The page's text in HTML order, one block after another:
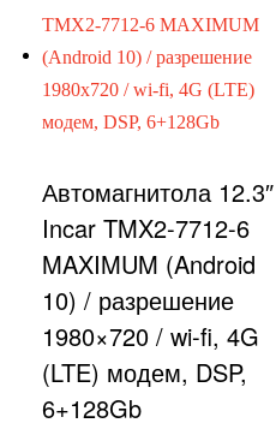
Автомагнитола 12.3″
Incar TMX2-7712-6
MAXIMUM (Android
10) / разрешение
1980×720 / wi-fi, 4G
(LTE) модем, DSP,
6+128Gb